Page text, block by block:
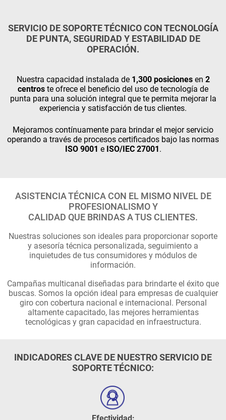
SERVICIO DE SOPORTE TÉCNICO CON TECNOLOGÍA
DE PUNTA, SEGURIDAD Y ESTABILIDAD DE
OPERACIÓN.
Nuestra capacidad instalada de 1,300 posicionesen 2
centros te ofrece el beneficio del uso de tecnología de
punta para una solución integral que te permita mejorar la
experiencia y satisfacción de tus clientes.
Mejoramos contínuamente para brindar el mejor servicio
operando a través de procesos certificados bajo las normas
ISO 9001 e ISO/IEC 27001 .
ASISTENCIA TÉCNICA CON EL MISMO NIVEL DE
PROFESIONALISMO Y
CALIDAD QUE BRINDAS A TUS CLIENTES.
Nuestras soluciones son ideales para proporcionar soporte
y asesoría técnica personalizada, seguimiento a
inquietudes de tus consumidores y módulos de
información.
Campañas multicanal diseñadas para brindarte el éxito que
buscas. Somos la opción ideal para empresas de cualquier
giro con cobertura nacional e internacional. Personal
altamente capacitado, las mejores herramientas
tecnológicas y gran capacidad en infraestructura.
INDICADORES CLAVE DE NUESTRO SERVICIO DE
SOPORTE TÉCNICO: